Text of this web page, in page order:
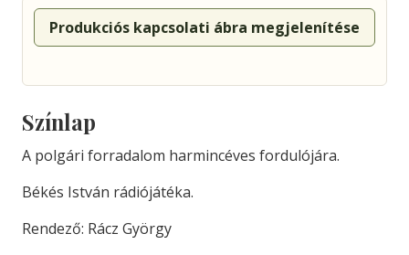
Produkciós kapcsolati ábra megjelenítése
Színlap
A polgári forradalom harmincéves fordulójára.
Békés István rádiójátéka.
Rendező: Rácz György